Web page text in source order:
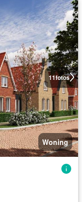
11fotos
Woning